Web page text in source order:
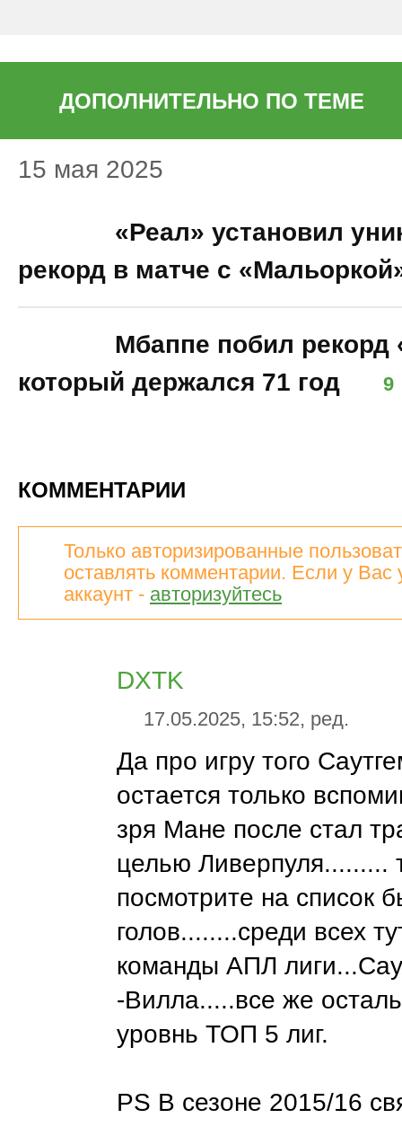
ДОПОЛНИТЕЛЬНО ПО ТЕМЕ
15 мая 2025
«Реал» установил
рекорд в матче с
Мбаппе побил рекорд
который держался 71 год
9
КОММЕНТАРИИ
Только авторизированные
оставлять комментарии. Если у Вас
аккаунт - авторизуйтесь
DXTK
17.05.2025, 15:52, ред.
Да про игру того
остается только
зря Мане после стал
целью Ливерпуля.........
посмотрите на список
голов........среди всех
команды АПЛ
-Вилла.....все же
уровнь ТОП 5 лиг.
PS В сезоне 2015/16